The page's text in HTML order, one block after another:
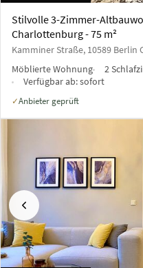
Stilvolle 3-Zimmer-
Charlottenburg - 75 m²
Kamminer Straße, 10589
Möblierte Wohnung
2
Verfügbar ab:sofort
✓Anbieter geprüft
Vorherige